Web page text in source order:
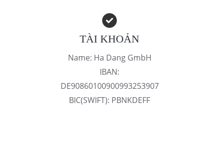
TÀI KHOẢN
Name: Ha Dang GmbH
IBAN:
DE90860100900993253907
BIC(SWIFT): PBNKDEFF